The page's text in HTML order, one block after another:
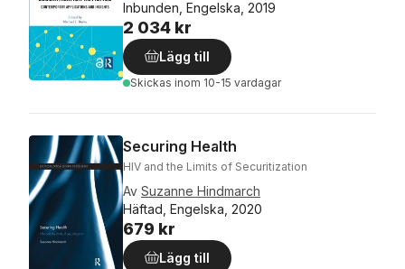
Inbunden, Engelska, 2019
2 034 kr
Lägg till
Skickas inom 10-15 vardagar
Securing Health
HIV and the Limits of Securitization
Av Suzanne Hindmarch
Häftad, Engelska, 2020
679 kr
Lägg till